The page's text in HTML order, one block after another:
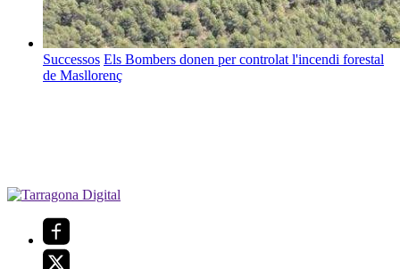
Successos Els Bombers donen per controlat l'incendi forestal
de Masllorenç